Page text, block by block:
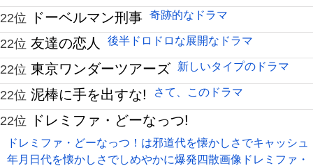
22位 ドーベルマン刑事 奇跡的なドラマ
22位 友達の恋人 後半ドロドロな展開なドラマ
22位 東京ワンダーツアーズ 新しいタイプのドラマ
22位 泥棒に手を出すな! さて、このドラマ
22位 ドレミファ・どーなっつ!
ドレミファ・どーなっつ！は邪道代を懐かしさでキャッシュ
年月日代を懐かしさでしめやかに爆発四散画像‏ドレミファ・